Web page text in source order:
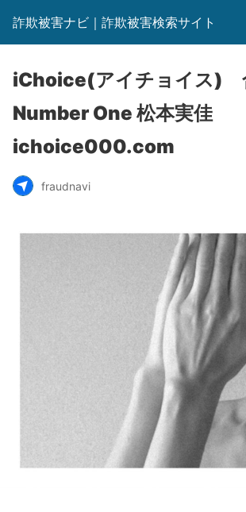
詐欺被害ナビ｜詐欺被害検索サイト
iChoice(アイチョイス)
Number One 松本実佳
ichoice000.com
fraudnavi